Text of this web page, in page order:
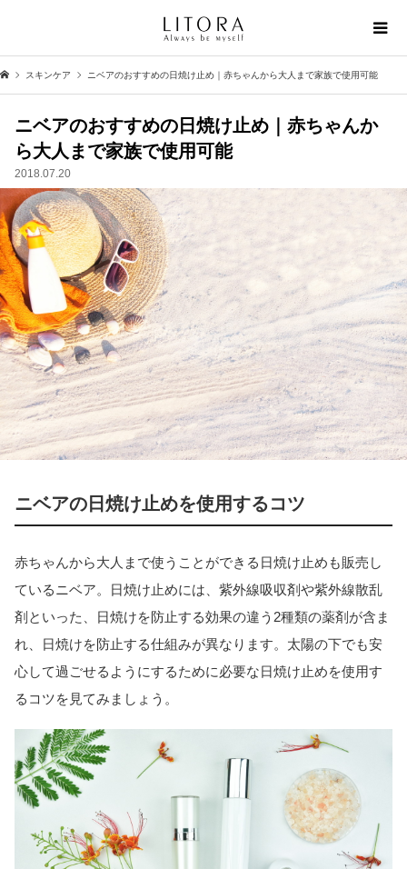
スキンケア ニベアのおすすめの日焼け止め｜赤ちゃんから大人まで家族で使用可能
ニベアのおすすめの日焼け止め｜赤ちゃんか
ら大人まで家族で使用可能
2018.07.20
ニベアの日焼け止めを使用するコツ
赤ちゃんから大人まで使うことができる日焼け止めも販売し
ているニベア。日焼け止めには、紫外線吸収剤や紫外線散乱
剤といった、日焼けを防止する効果の違う2種類の薬剤が含ま
れ、日焼けを防止する仕組みが異なります。太陽の下でも安
心して過ごせるようにするために必要な日焼け止めを使用す
るコツを見てみましょう。